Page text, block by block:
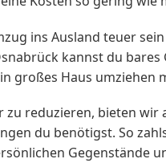
ins Ausland teuer
kannst du
großes Haus umziehen
zu reduzieren, bieten
du benötigst. So
Gegenstände